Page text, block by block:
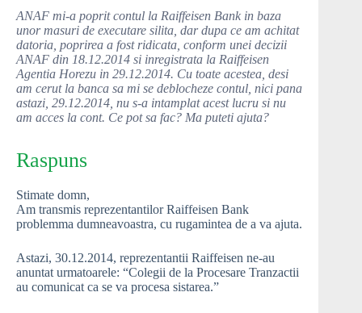
ANAF mi-a poprit contul la Raiffeisen Bank in baza
unor masuri de executare silita, dar dupa ce am achitat
datoria, poprirea a fost ridicata, conform unei decizii
ANAF din 18.12.2014 si inregistrata la Raiffeisen
Agentia Horezu in 29.12.2014. Cu toate acestea, desi
am cerut la banca sa mi se deblocheze contul, nici pana
astazi, 29.12.2014, nu s-a intamplat acest lucru si nu
am acces la cont. Ce pot sa fac? Ma puteti ajuta?
Raspuns
Stimate domn,
Am transmis reprezentantilor Raiffeisen Bank
problemma dumneavoastra, cu rugamintea de a va ajuta.
Astazi, 30.12.2014, reprezentantii Raiffeisen ne-au
anuntat urmatoarele: “Colegii de la Procesare Tranzactii
au comunicat ca se va procesa sistarea.”